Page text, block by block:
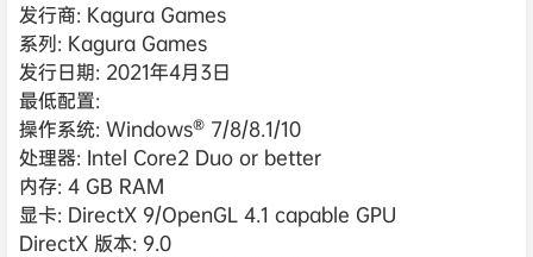
发行商: Kagura Games
系列: Kagura Games
发行日期: 2021年4月3日
最低配置:
操作系统: Windows® 7/8/8.1/10
处理器: Intel Core2 Duo or better
内存: 4 GB RAM
显卡: DirectX 9/OpenGL 4.1 capable GPU
DirectX 版本: 9.0